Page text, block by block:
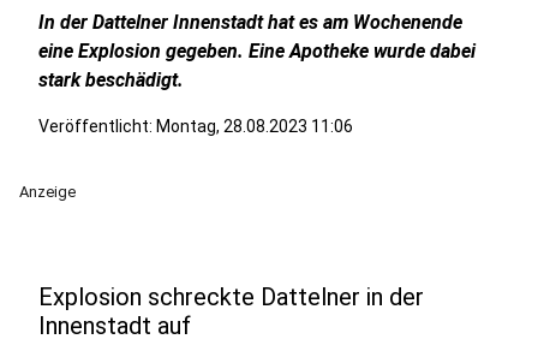
In der Dattelner Innenstadt hat es am Wochenende
eine Explosion gegeben. Eine Apotheke wurde dabei
stark beschädigt.
Veröffentlicht: Montag, 28.08.2023 11:06
Anzeige
Explosion schreckte Dattelner in der
Innenstadt auf